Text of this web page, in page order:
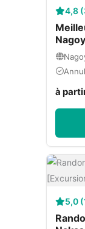
4,8
à
5,0